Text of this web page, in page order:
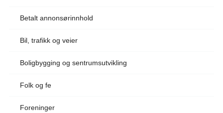
Betalt annonsørinnhold
Bil, trafikk og veier
Boligbygging og sentrumsutvikling
Folk og fe
Foreninger